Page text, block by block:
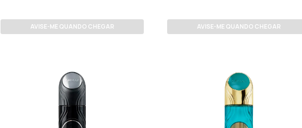
AVISE-ME QUANDO CHEGAR AVISE-ME QUANDO CHEGAR